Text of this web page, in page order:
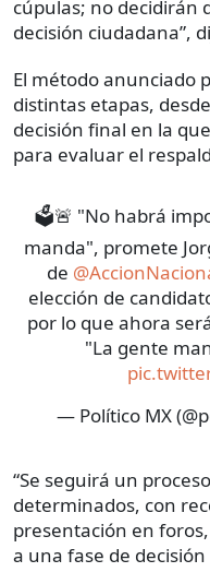
cúpulas; no decidirán
decisión ciudadana”,
El método anunciado
distintas etapas,
decisión final en la
para evaluar el
🗳️🚨 "No habrá
manda", promete
de
elección de
por lo que ahora
"La gente
— Político MX
“Se seguirá un
determinados, con
presentación en
a una fase de